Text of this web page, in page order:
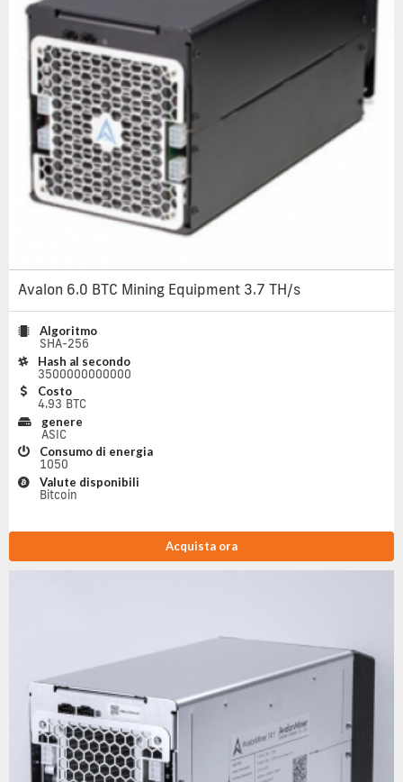
Avalon 6.0 BTC Mining Equipment 3.7 TH/s
Algoritmo
SHA-256
Hash al secondo
3500000000000
Costo
4.93 BTC
genere
ASIC
Consumo di energia
1050
Valute disponibili
Bitcoin
Acquista ora